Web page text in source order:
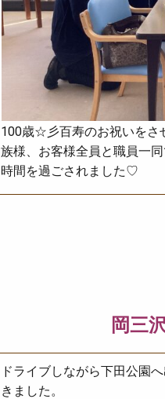
100歳☆彡百寿のお祝いをさ
族様、お客様全員と職員一
時間を過ごされました♡
岡三
ドライブしながら下田公園
きました。